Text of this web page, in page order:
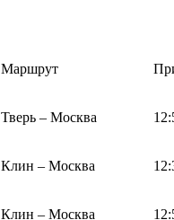
Маршрут
Тверь – Москва
Клин – Москва
Клин – Москва